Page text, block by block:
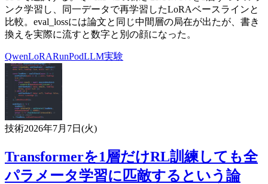
ンク学習し、同一データで再学習したLoRAベースラインと
比較。eval_lossには論文と同じ中間層の局在が出たが、書き
換えを実際に流すと数字と別の顔になった。
QwenLoRARunPodLLM実験
技術2026年7月7日(火)
Transformerを1層だけRL訓練しても全
パラメータ学習に匹敵するという論